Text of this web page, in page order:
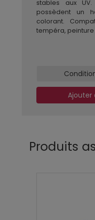
stables aux
possèdent un
colorant.
tempéra, peinture
Ajouter
Produits